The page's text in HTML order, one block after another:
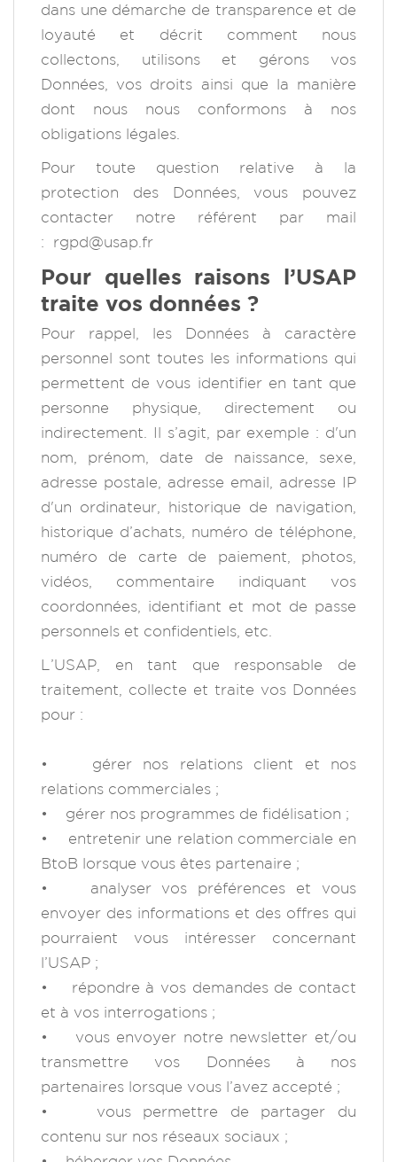
dans une démarche de transparence et de
loyauté et décrit comment nous
collectons, utilisons et gérons vos
Données, vos droits ainsi que la manière
dont nous nous conformons à nos
obligations légales.
Pour toute question relative à la
protection des Données, vous pouvez
contacter notre référent par mail
: rgpd@usap.fr
Pour quelles raisons l’USAP
traite vos données ?
Pour rappel, les Données à caractère
personnel sont toutes les informations qui
permettent de vous identifier en tant que
personne physique, directement ou
indirectement. Il s’agit, par exemple : d'un
nom, prénom, date de naissance, sexe,
adresse postale, adresse email, adresse IP
d'un ordinateur, historique de navigation,
historique d’achats, numéro de téléphone,
numéro de carte de paiement, photos,
vidéos, commentaire indiquant vos
coordonnées, identifiant et mot de passe
personnels et confidentiels, etc.
L’USAP, en tant que responsable de
traitement, collecte et traite vos Données
pour :
• gérer nos relations client et nos
relations commerciales ;
• gérer nos programmes de fidélisation ;
• entretenir une relation commerciale en
BtoB lorsque vous êtes partenaire ;
• analyser vos préférences et vous
envoyer des informations et des offres qui
pourraient vous intéresser concernant
l’USAP ;
• répondre à vos demandes de contact
et à vos interrogations ;
• vous envoyer notre newsletter et/ou
transmettre vos Données à nos
partenaires lorsque vous l’avez accepté ;
• vous permettre de partager du
contenu sur nos réseaux sociaux ;